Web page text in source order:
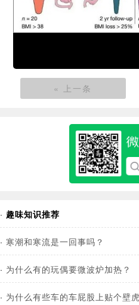
« 上一条
· 趣味知识推荐
· 寒潮和寒流是一回事吗？
· 为什么有的玩偶要微波炉加热？
· 为什么有些车的车屁股上贴个壁